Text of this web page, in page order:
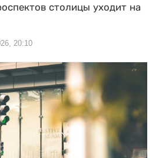
столицы уходит на
20:10